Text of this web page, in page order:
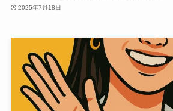
2025年7月18日